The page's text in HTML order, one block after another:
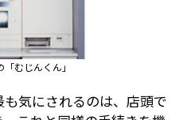
むじんくん」
も気にされるのは、店頭で